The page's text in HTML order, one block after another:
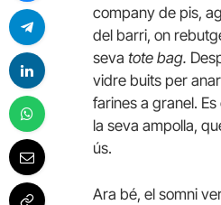
company de pis,
del barri, on
seva tote bag.
vidre buits per
farines a granel.
la seva ampolla,
ús.
Ara bé, el somni